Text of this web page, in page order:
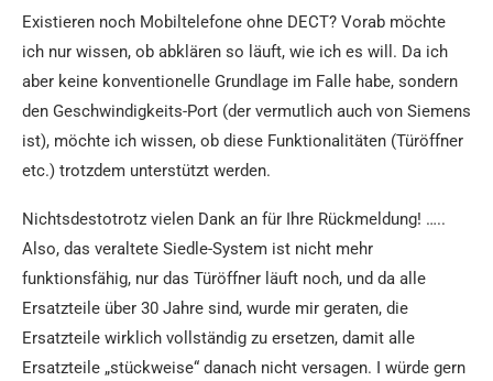
Existieren noch Mobiltelefone ohne DECT? Vorab möchte
ich nur wissen, ob abklären so läuft, wie ich es will. Da ich
aber keine konventionelle Grundlage im Falle habe, sondern
den Geschwindigkeits-Port (der vermutlich auch von Siemens
ist), möchte ich wissen, ob diese Funktionalitäten (Türöffner
etc.) trotzdem unterstützt werden.
Nichtsdestotrotz vielen Dank an für Ihre Rückmeldung! …..
Also, das veraltete Siedle-System ist nicht mehr
funktionsfähig, nur das Türöffner läuft noch, und da alle
Ersatzteile über 30 Jahre sind, wurde mir geraten, die
Ersatzteile wirklich vollständig zu ersetzen, damit alle
Ersatzteile „stückweise“ danach nicht versagen. I würde gern